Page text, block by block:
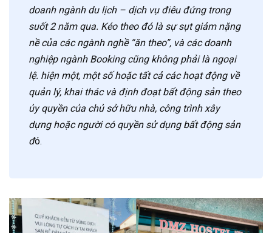
doanh ngành du lịch – dịch vụ điêu đứng trong
suốt 2 năm qua. Kéo theo đó là sự sụt giảm nặng
nề của các ngành nghề “ăn theo”, và các doanh
nghiệp ngành Booking cũng không phải là ngoại
lệ. hiện một, một số hoặc tất cả các hoạt động về
quản lý, khai thác và định đoạt bất động sản theo
ủy quyền của chủ sở hữu nhà, công trình xây
dựng hoặc người có quyền sử dụng bất động sản
đó.